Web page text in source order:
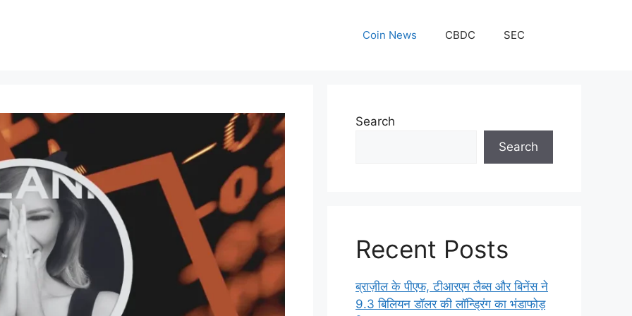
Coin News CBDC SEC
Search
Search
Recent Posts
ब्राज़ील के पीएफ, टीआरएम लैब्स और बिनेंस ने
9.3 बिलियन डॉलर की लॉन्ड्रिंग का भंडाफोड़